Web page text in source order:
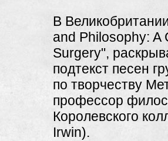
В
and Philosophy: A
Surgery",
подтекст песен
по творчеству
профессор
Королевского
Irwin).